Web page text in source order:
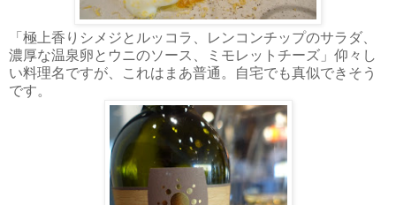
「極上香りシメジとルッコラ、レンコンチップのサラダ、
濃厚な温泉卵とウニのソース、ミモレットチーズ」仰々し
い料理名ですが、これはまあ普通。自宅でも真似できそう
です。